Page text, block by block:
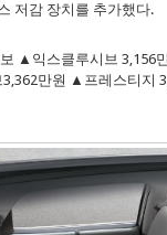
저감 장치를 추가했다.
▲익스클루시브
만원 ▲프레스티지